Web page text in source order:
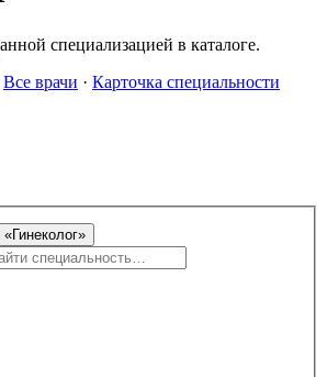
специализацией в каталоге.
Все врачи · Карточка специальности